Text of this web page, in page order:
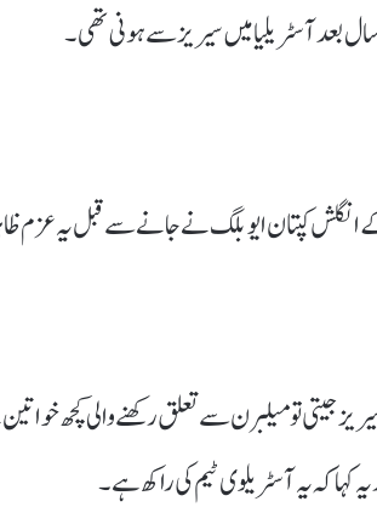
بعد آسٹریلیا میں سیریز سے ہونی تھی۔
کپتان ایو بلگ نے جانے سے قبل یہ عزم
جیتی تو میلبرن سے تعلق رکھنے والی کچھ
کہا کہ یہ آسٹریلوی ٹیم کی راکھ ہے۔